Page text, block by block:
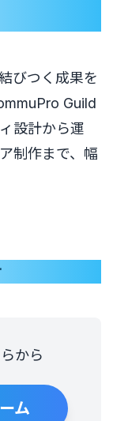
びつく成果を
Guild
設計から運
制作まで、幅
から
ム